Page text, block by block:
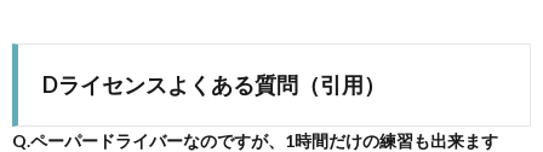
Dライセンスよくある質問（引用）
Q.ペーパードライバーなのですが、1時間だけの練習も出来ます